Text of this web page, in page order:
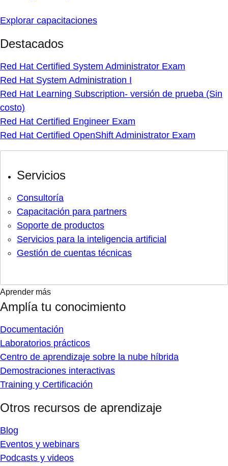
Explorar capacitaciones
Destacados
Red Hat Certified System Administrator Exam
Red Hat System Administration I
Red Hat Learning Subscription- versión de prueba (Sin
costo)
Red Hat Certified Engineer Exam
Red Hat Certified OpenShift Administrator Exam
Servicios
Consultoría
Capacitación para partners
Soporte de productos
Servicios para la inteligencia artificial
Gestión de cuentas técnicas
Aprender más
Amplía tu conocimiento
Documentación
Laboratorios prácticos
Centro de aprendizaje sobre la nube híbrida
Demostraciones interactivas
Training y Certificación
Otros recursos de aprendizaje
Blog
Eventos y webinars
Podcasts y videos